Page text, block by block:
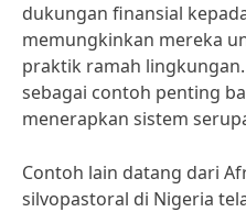
dukungan finansial
memungkinkan mereka
praktik ramah
sebagai contoh penting
menerapkan sistem
Contoh lain datang dari
silvopastoral di Nigeria